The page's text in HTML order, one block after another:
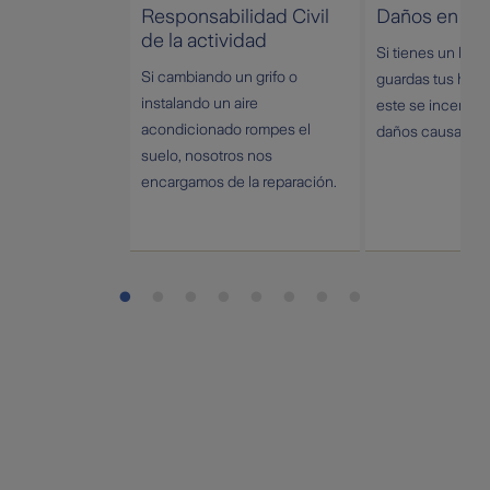
Responsabilidad Civil
de la actividad
Si cambiando un grifo o
instalando un aire
acondicionado rompes el
suelo, nosotros nos
encargamos de la reparación.
Daños en tu
Si tienes un
guardas tus
este se
daños causados.